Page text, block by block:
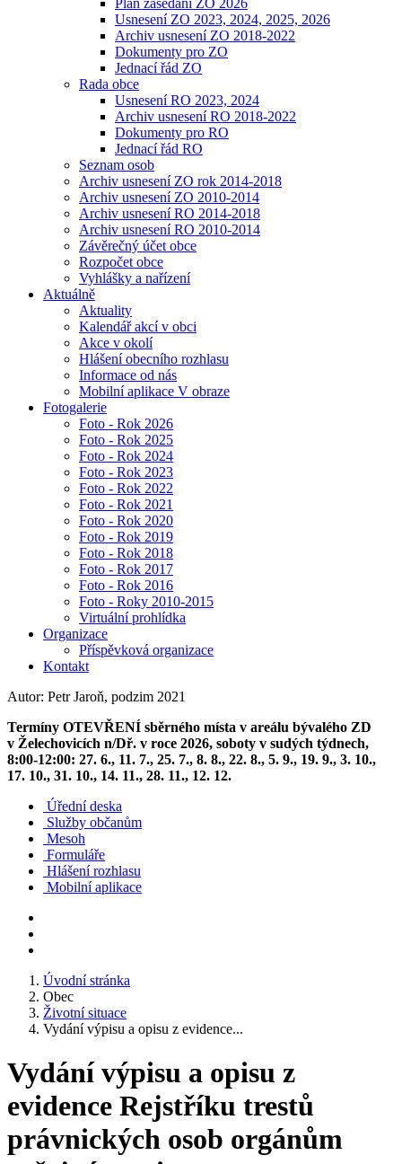
Plán zasedání ZO 2026
Usnesení ZO 2023, 2024, 2025, 2026
Archiv usnesení ZO 2018-2022
Dokumenty pro ZO
Jednací řád ZO
Rada obce
Usnesení RO 2023, 2024
Archiv usnesení RO 2018-2022
Dokumenty pro RO
Jednací řád RO
Seznam osob
Archiv usnesení ZO rok 2014-2018
Archiv usnesení ZO 2010-2014
Archiv usnesení RO 2014-2018
Archiv usnesení RO 2010-2014
Závěrečný účet obce
Rozpočet obce
Vyhlášky a nařízení
Aktuálně
Aktuality
Kalendář akcí v obci
Akce v okolí
Hlášení obecního rozhlasu
Informace od nás
Mobilní aplikace V obraze
Fotogalerie
Foto - Rok 2026
Foto - Rok 2025
Foto - Rok 2024
Foto - Rok 2023
Foto - Rok 2022
Foto - Rok 2021
Foto - Rok 2020
Foto - Rok 2019
Foto - Rok 2018
Foto - Rok 2017
Foto - Rok 2016
Foto - Roky 2010-2015
Virtuální prohlídka
Organizace
Příspěvková organizace
Kontakt
Autor: Petr Jaroň, podzim 2021
Termíny OTEVŘENÍ sběrného místa v areálu bývalého ZD
v Želechovicích n/Dř. v roce 2026, soboty v sudých týdnech,
8:00-12:00: 27. 6., 11. 7., 25. 7., 8. 8., 22. 8., 5. 9., 19. 9., 3. 10.,
17. 10., 31. 10., 14. 11., 28. 11., 12. 12.
Úřední deska
Služby občanům
Mesoh
Formuláře
Hlášení rozhlasu
Mobilní aplikace
Úvodní stránka
Obec
Životní situace
Vydání výpisu a opisu z evidence...
Vydání výpisu a opisu z
evidence Rejstříku trestů
právnických osob orgánům